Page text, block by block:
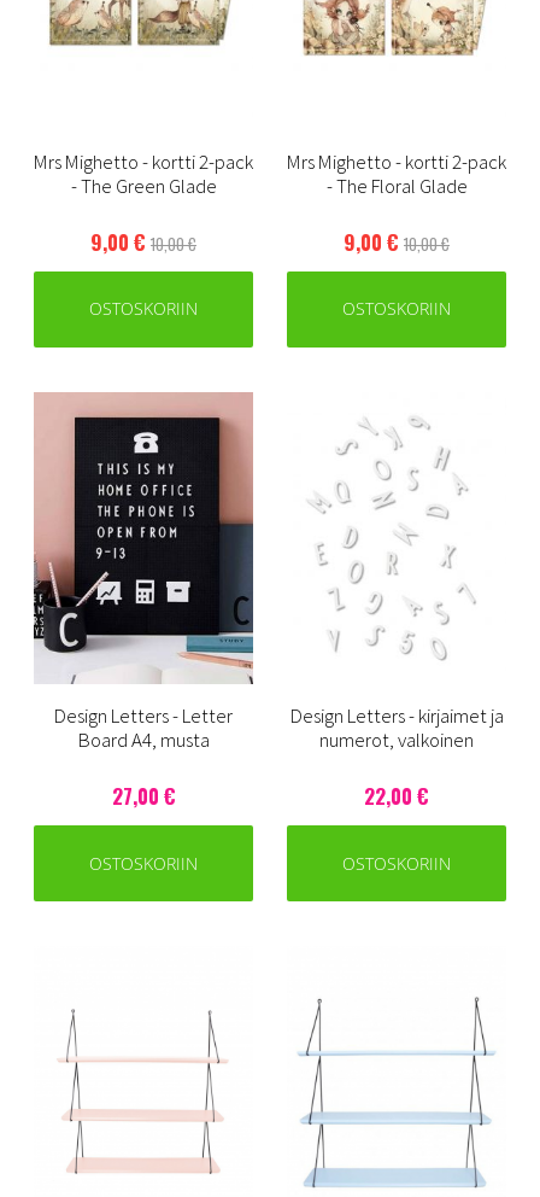
Mrs Mighetto - kortti 2-pack
- The Green Glade
9,00 € 10,00 €
OSTOSKORIIN
Mrs Mighetto - kortti 2-pack
- The Floral Glade
9,00 € 10,00 €
OSTOSKORIIN
Design Letters - Letter
Board A4, musta
27,00 €
OSTOSKORIIN
Design Letters - kirjaimet ja
numerot, valkoinen
22,00 €
OSTOSKORIIN